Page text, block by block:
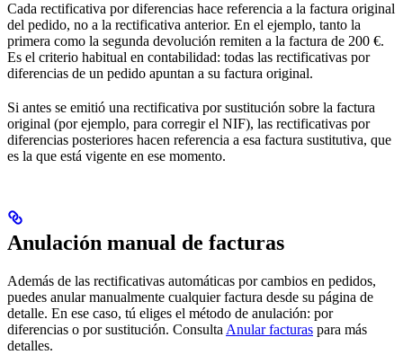
Cada rectificativa por diferencias hace referencia a la factura original
del pedido, no a la rectificativa anterior. En el ejemplo, tanto la
primera como la segunda devolución remiten a la factura de 200 €.
Es el criterio habitual en contabilidad: todas las rectificativas por
diferencias de un pedido apuntan a su factura original.
Si antes se emitió una rectificativa por sustitución sobre la factura
original (por ejemplo, para corregir el NIF), las rectificativas por
diferencias posteriores hacen referencia a esa factura sustitutiva, que
es la que está vigente en ese momento.
Anulación manual de facturas
Además de las rectificativas automáticas por cambios en pedidos,
puedes anular manualmente cualquier factura desde su página de
detalle. En ese caso, tú eliges el método de anulación: por
diferencias o por sustitución. Consulta Anular facturas para más
detalles.